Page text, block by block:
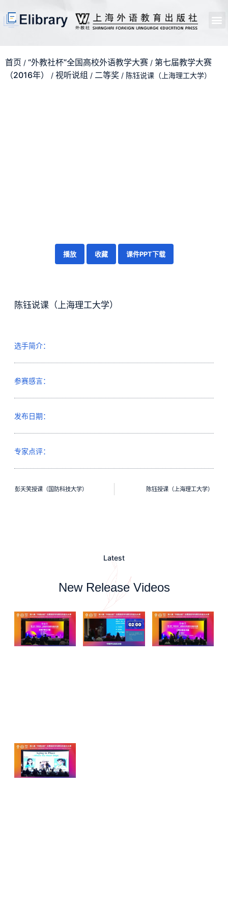
首页 / “外教社杯”全国高校外语教学大赛 / 第七届教学大赛
（2016年）
/ 视听说组 / 二等奖 / 陈钰说课（上海理工大学）
播放 收藏 课件PPT下载
陈钰说课（上海理工大学）
选手简介：
参赛感言：
发布日期：
专家点评：
彭天笑授课（国防科技大学） 陈钰授课（上海理工大学）
Latest
New Release Videos